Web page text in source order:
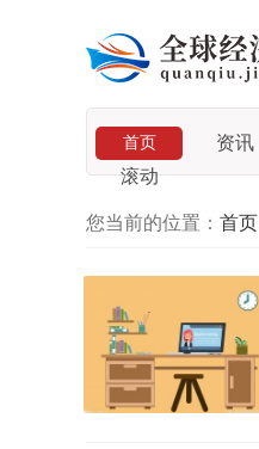
首页 资讯
滚动
您当前的位置： 首页